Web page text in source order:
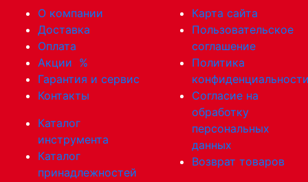
О компании
Доставка
Оплата
Акции %
Гарантия и сервис
Контакты
Каталог
инструмента
Каталог
принадлежностей
Карта сайта
Пользовательское
соглашение
Политика
Согласие на
обработку
персональных
данных
Возврат товаров